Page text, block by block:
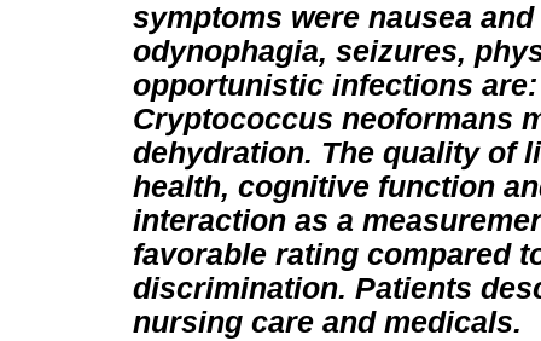
symptoms were nausea
odynophagia, seizures,
opportunistic infections
Cryptococcus neoformans
dehydration. The quality of
health, cognitive function
interaction as a
favorable rating compared
discrimination. Patients
nursing care and medicals.